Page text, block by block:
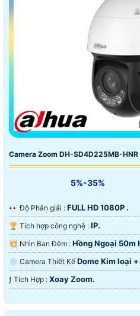
Camera Zoom DH-SD4D225MB-HNR
5%-35%
️👀 Độ Phân giải : FULL HD 1080P .
🏆 Tích hợp công nghệ : IP.
💥 Nhìn Ban Đêm : Hồng Ngoại 50m
❄ Camera Thiết Kế Dome Kim loại
️ƒ Tích Hợp : Xoay Zoom.